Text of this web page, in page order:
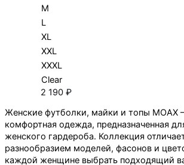
M
L
XL
XXL
XXXL
Clear
2 190 ₽
Женские футболки, майки и топы MOAX
комфортная одежда, предназначенная
женского гардероба. Коллекция
разнообразием моделей, фасонов и
каждой женщине выбрать подходящий